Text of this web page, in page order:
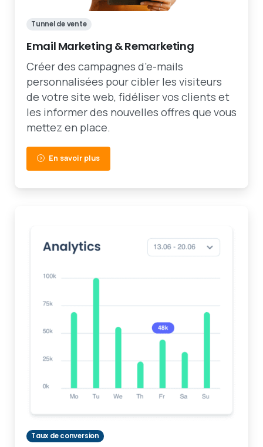
Tunnel de vente
Email Marketing & Remarketing
Créer des campagnes d’e-mails
personnalisées pour cibler les visiteurs
de votre site web, fidéliser vos clients et
les informer des nouvelles offres que vous
mettez en place.
En savoir plus
Taux de conversion